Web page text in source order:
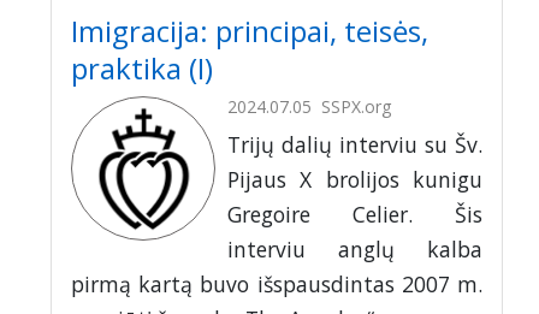
Imigracija: principai, teisės,
praktika (I)
2024.07.05 SSPX.org
Trijų dalių interviu su Šv.
Pijaus X brolijos kunigu
Gregoire Celier. Šis
interviu anglų kalba
pirmą kartą buvo išspausdintas 2007 m.